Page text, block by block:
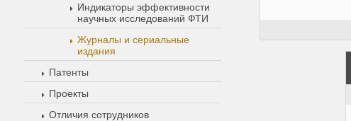
Индикаторы эффективности
научных исследований ФТИ
Журналы и сериальные
издания
Патенты
Проекты
Отличия сотрудников